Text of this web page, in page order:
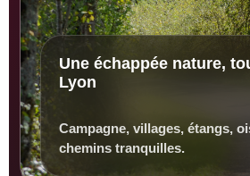
Une échappée nature,
Lyon
Campagne, villages, étangs,
chemins tranquilles.